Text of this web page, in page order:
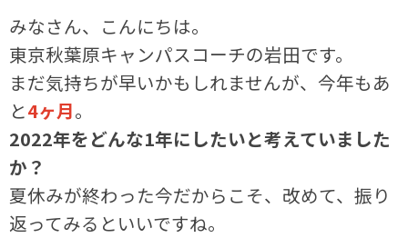
みなさん、こんにちは。
東京秋葉原キャンパスコーチの岩田です。
まだ気持ちが早いかもしれませんが、今年もあ
と4ヶ月。
2022年をどんな1年にしたいと考えていました
か？
夏休みが終わった今だからこそ、改めて、振り
返ってみるといいですね。